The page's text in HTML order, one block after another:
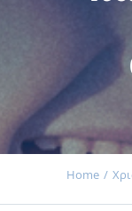
Εκδηλώσεις
Νέα
Home